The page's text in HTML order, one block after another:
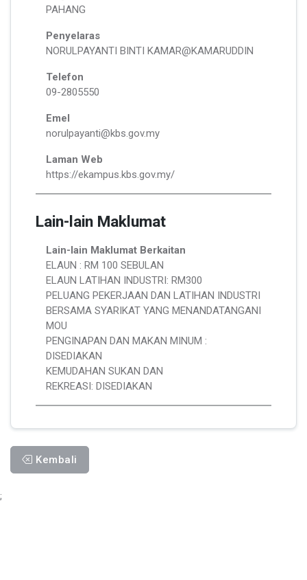
PAHANG
Penyelaras
NORULPAYANTI BINTI KAMAR@KAMARUDDIN
Telefon
09-2805550
Emel
norulpayanti@kbs.gov.my
Laman Web
https://ekampus.kbs.gov.my/
Lain-lain Maklumat
Lain-lain Maklumat Berkaitan
ELAUN : RM 100 SEBULAN
ELAUN LATIHAN INDUSTRI: RM300
PELUANG PEKERJAAN DAN LATIHAN INDUSTRI
BERSAMA SYARIKAT YANG MENANDATANGANI
MOU
PENGINAPAN DAN MAKAN MINUM :
DISEDIAKAN
KEMUDAHAN SUKAN DAN
REKREASI: DISEDIAKAN
Kembali
;